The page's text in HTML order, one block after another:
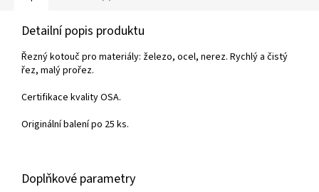
Detailní popis produktu
Řezný kotouč pro materiály: železo, ocel, nerez. Rychlý a čistý
řez, malý prořez.
Certifikace kvality OSA.
Originální balení po 25 ks.
Doplňkové parametry